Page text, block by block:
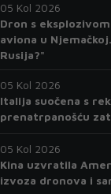
05 Kol 2026
Dron s
aviona u
Rusija?"
05 Kol 2026
Italija suočena s
prenatrpanošću
05 Kol 2026
Kina uzvratila
izvoza dronova i